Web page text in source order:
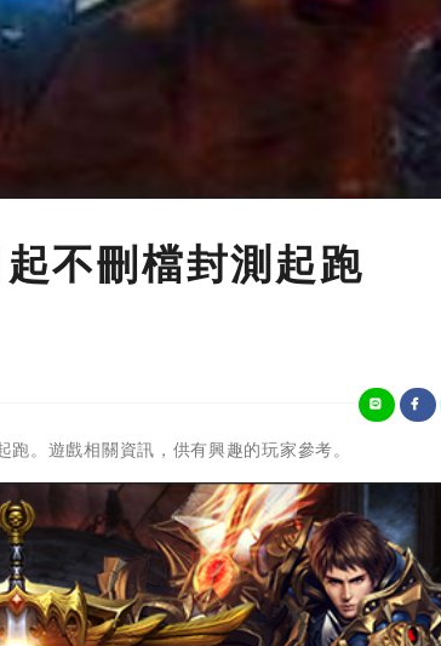
不刪檔封測起跑
。遊戲相關資訊，供有興趣的玩家參考。